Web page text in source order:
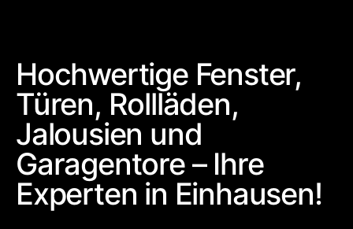
Hochwertige Fenster,
Türen, Rollläden,
Jalousien und
Garagentore – Ihre
Experten in Einhausen!